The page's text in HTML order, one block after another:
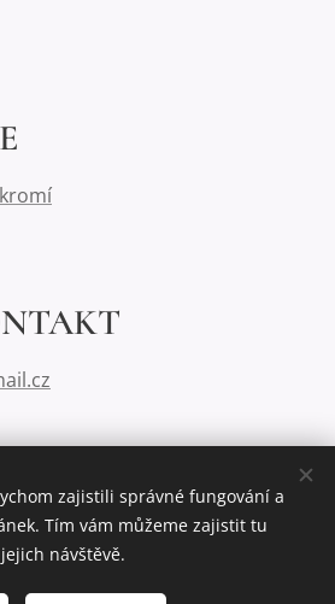
Cookies
zajistili správné fungování a
Tím vám můžeme zajistit tu
návštěvě.